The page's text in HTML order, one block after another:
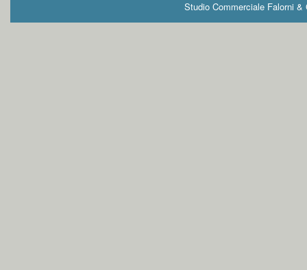
Studio Commerciale Falorni